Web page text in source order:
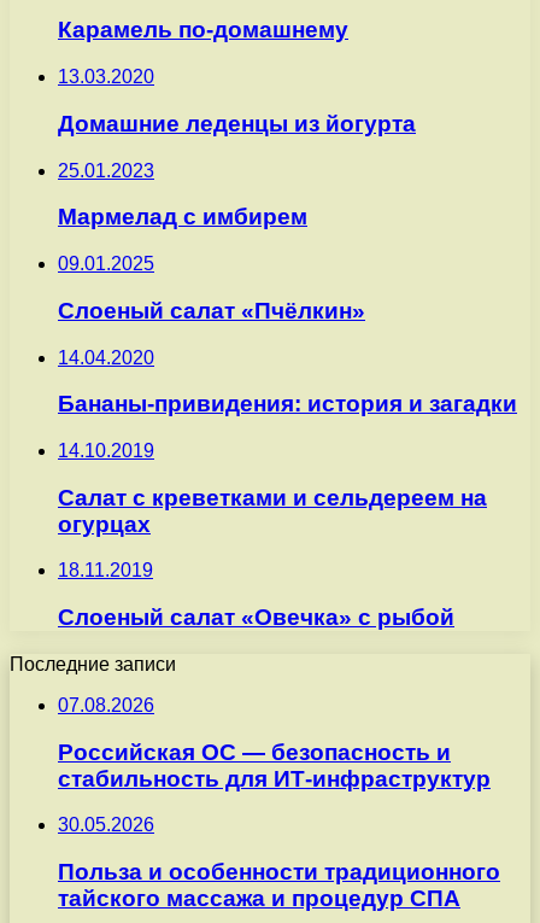
Карамель по-домашнему
13.03.2020
Домашние леденцы из йогурта
25.01.2023
Мармелад с имбирем
09.01.2025
Слоеный салат «Пчёлкин»
14.04.2020
Бананы-привидения: история и загадки
14.10.2019
Салат с креветками и сельдереем на
огурцах
18.11.2019
Слоеный салат «Овечка» с рыбой
Последние записи
07.08.2026
Российская ОС — безопасность и
стабильность для ИТ-инфраструктур
30.05.2026
Польза и особенности традиционного
тайского массажа и процедур СПА